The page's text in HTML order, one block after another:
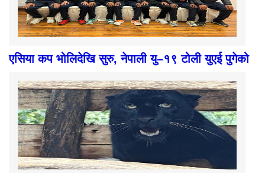
एसिया कप भोलिदेखि सुरु, नेपाली यु–१९ टोली युएई पुगेको